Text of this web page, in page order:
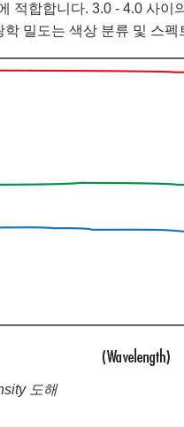
적합합니다. 3.0 - 4.0 사
밀도는 색상 분류 및 스
도해